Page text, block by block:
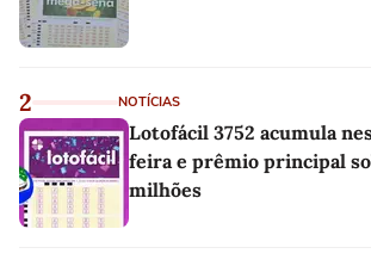
2 NOTÍCIAS
Lotofácil 3752 acumula
feira e prêmio principal
milhões